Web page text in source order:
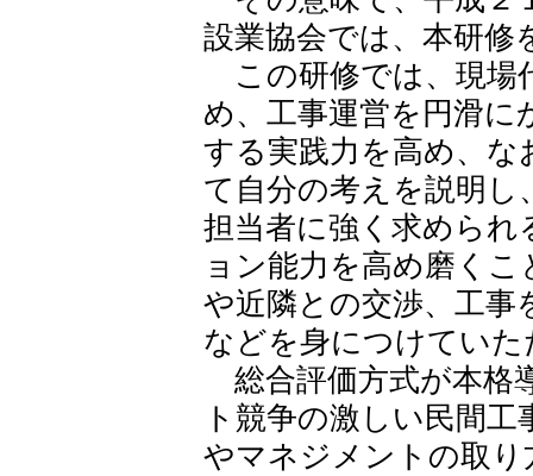
設業協会では、本研修
この研修では、現場
め、工事運営を円滑に
する実践力を高め、な
て自分の考えを説明
担当者に強く求めら
ョン能力を高め磨く
や近隣との交渉、工事
などを身につけてい
総合評価方式が本格
ト競争の激しい民間
やマネジメントの取